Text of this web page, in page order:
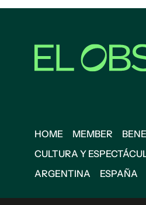
HOME MEMBER
CULTURA Y
ARGENTINA
ESPAÑA